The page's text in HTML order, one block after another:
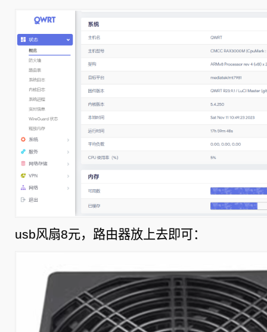
usb风扇8元，路由器放上去即可：